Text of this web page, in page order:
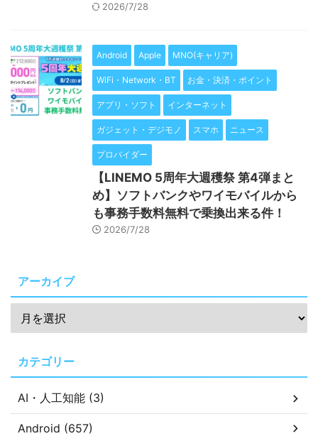
2026/7/28
Android Apple MNO(キャリア)
WiFi・Network・BT お金・決済・ポイント
アプリ・ソフト インターネット
ガジェット・デジモノ スマホ ニュース
プロバイダー
【LINEMO 5周年大週穫祭 第4弾まと
め】ソフトバンクやワイモバイルから
も事務手数料無料で乗換出来る件！
2026/7/28
アーカイブ
カテゴリー
AI・人工知能 (3)
Android (657)